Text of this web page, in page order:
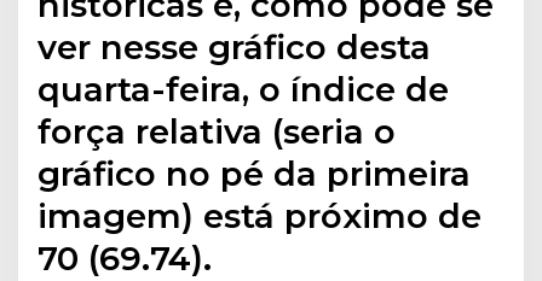
ver nesse gráfico desta
quarta-feira, o índice de
força relativa (seria o
gráfico no pé da primeira
imagem) está próximo de
70 (69.74).